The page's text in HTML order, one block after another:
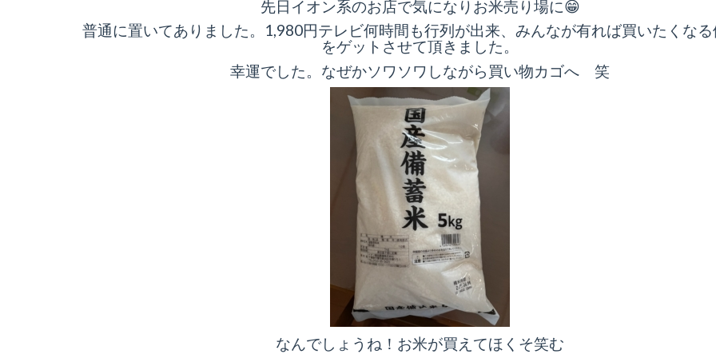
先日イオン系のお店で気になりお米売り場に😁
普通に置いてありました。1,980円テレビ何時間も行列が出来、みんなが有れば買いたくな
をゲットさせて頂きました。
幸運でした。なぜかソワソワしながら買い物カゴへ 笑
なんでしょうね！お米が買えてほくそ笑む